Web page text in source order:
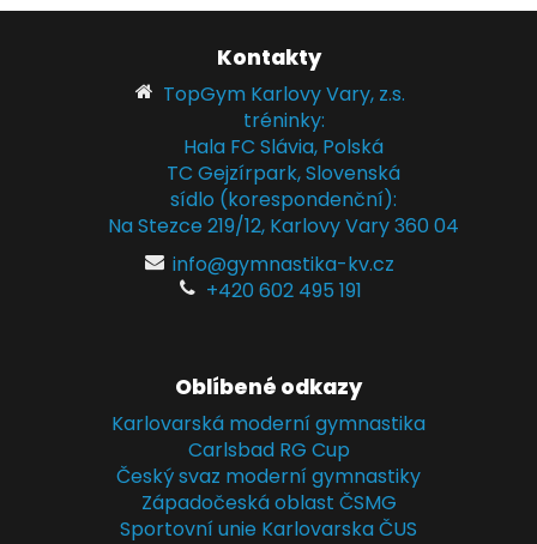
Kontakty
TopGym Karlovy Vary, z.s.
tréninky:
Hala FC Slávia, Polská
TC Gejzírpark, Slovenská
sídlo (korespondenční):
Na Stezce 219/12, Karlovy Vary 360 04
info@gymnastika-kv.cz
+420 602 495 191
Oblíbené odkazy
Karlovarská moderní gymnastika
Carlsbad RG Cup
Český svaz moderní gymnastiky
Západočeská oblast ČSMG
Sportovní unie Karlovarska ČUS